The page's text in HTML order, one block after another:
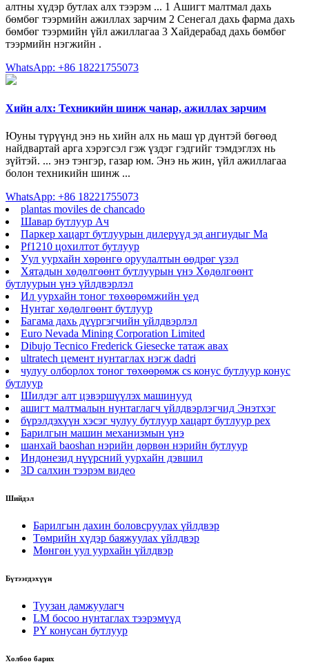
алтны хүдэр бутлах алх тээрэм ... 1 Ашигт малтмал дахь
бөмбөг тээрмийн ажиллах зарчим 2 Сенегал дахь фарма дахь
бөмбөг тээрмийн үйл ажиллагаа 3 Хайдерабад дахь бөмбөг
тээрмийн нэгжийн .
WhatsApp: +86 18221755073
Хийн алх: Техникийн шинж чанар, ажиллах зарчим
Юуны түрүүнд энэ нь хийн алх нь маш үр дүнтэй бөгөөд
найдвартай арга хэрэгсэл гэж үздэг гэдгийг тэмдэглэх нь
зүйтэй. ... энэ тэнгэр, газар юм. Энэ нь жин, үйл ажиллагаа
болон техникийн шинж ...
WhatsApp: +86 18221755073
plantas moviles de chancado
Шавар бутлуур Ач
Паркер хацарт бутлуурын дилерүүд эд ангиудыг Ма
Pf1210 цохилтот бутлуур
Уул уурхайн хөрөнгө оруулалтын өөдрөг үзэл
Хятадын хөдөлгөөнт бутлуурын үнэ Хөдөлгөөнт
бутлуурын үнэ үйлдвэрлэл
Ил уурхайн тоног төхөөрөмжийн үед
Нунтаг хөдөлгөөнт бутлуур
Багама дахь дүүргэгчийн үйлдвэрлэл
Euro Nevada Mining Corporation Limited
Dibujo Tecnico Frederick Giesecke татаж авах
ultratech цемент нунтаглах нэгж dadri
чулуу олборлох тоног төхөөрөмж cs конус бутлуур конус
бутлуур
Шилдэг алт цэвэршүүлэх машинууд
ашигт малтмалын нунтаглагч үйлдвэрлэгчид Энэтхэг
бүрэлдэхүүн хэсэг чулуу бутлуур хацарт бутлуур pex
Барилгын машин механизмын үнэ
шанхай baoshan нэрийн дөрвөн нэрийн бутлуур
Индонезид нүүрсний уурхайн дэвшил
3D салхин тээрэм видео
Шийдэл
Барилгын дахин боловсруулах үйлдвэр
Төмрийн хүдэр баяжуулах үйлдвэр
Мөнгөн уул уурхайн үйлдвэр
Бүтээгдэхүүн
Туузан дамжуулагч
LM босоо нунтаглах тээрэмүүд
PY конусан бутлуур
Холбоо барих